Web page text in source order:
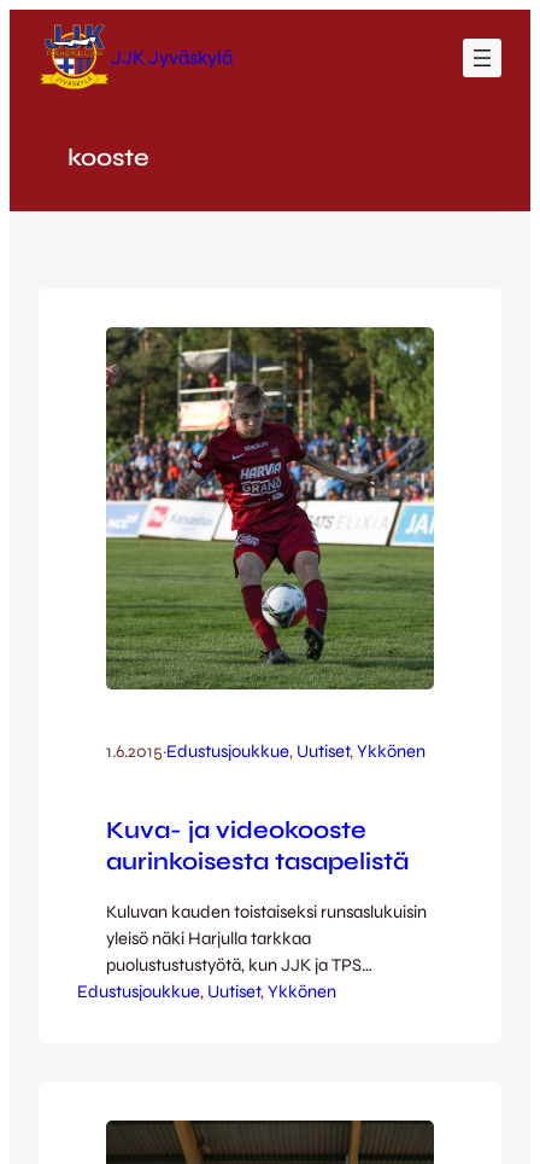
sisältöön
JJK Jyväskylä
kooste
1.6.2015·Edustusjoukkue, Uutiset, Ykkönen
Kuva- ja videokooste
aurinkoisesta tasapelistä
Kuluvan kauden toistaiseksi runsaslukuisin
yleisö näki Harjulla tarkkaa
puolustustustyötä, kun JJK ja TPS
mittelivät paremmuudestaan sunnuntaina.
löytyy jälleen Youtubesta: [youtube
id=”HQXBhKzu1Zk” width=”640″
Edustusjoukkue, Uutiset, Ykkönen